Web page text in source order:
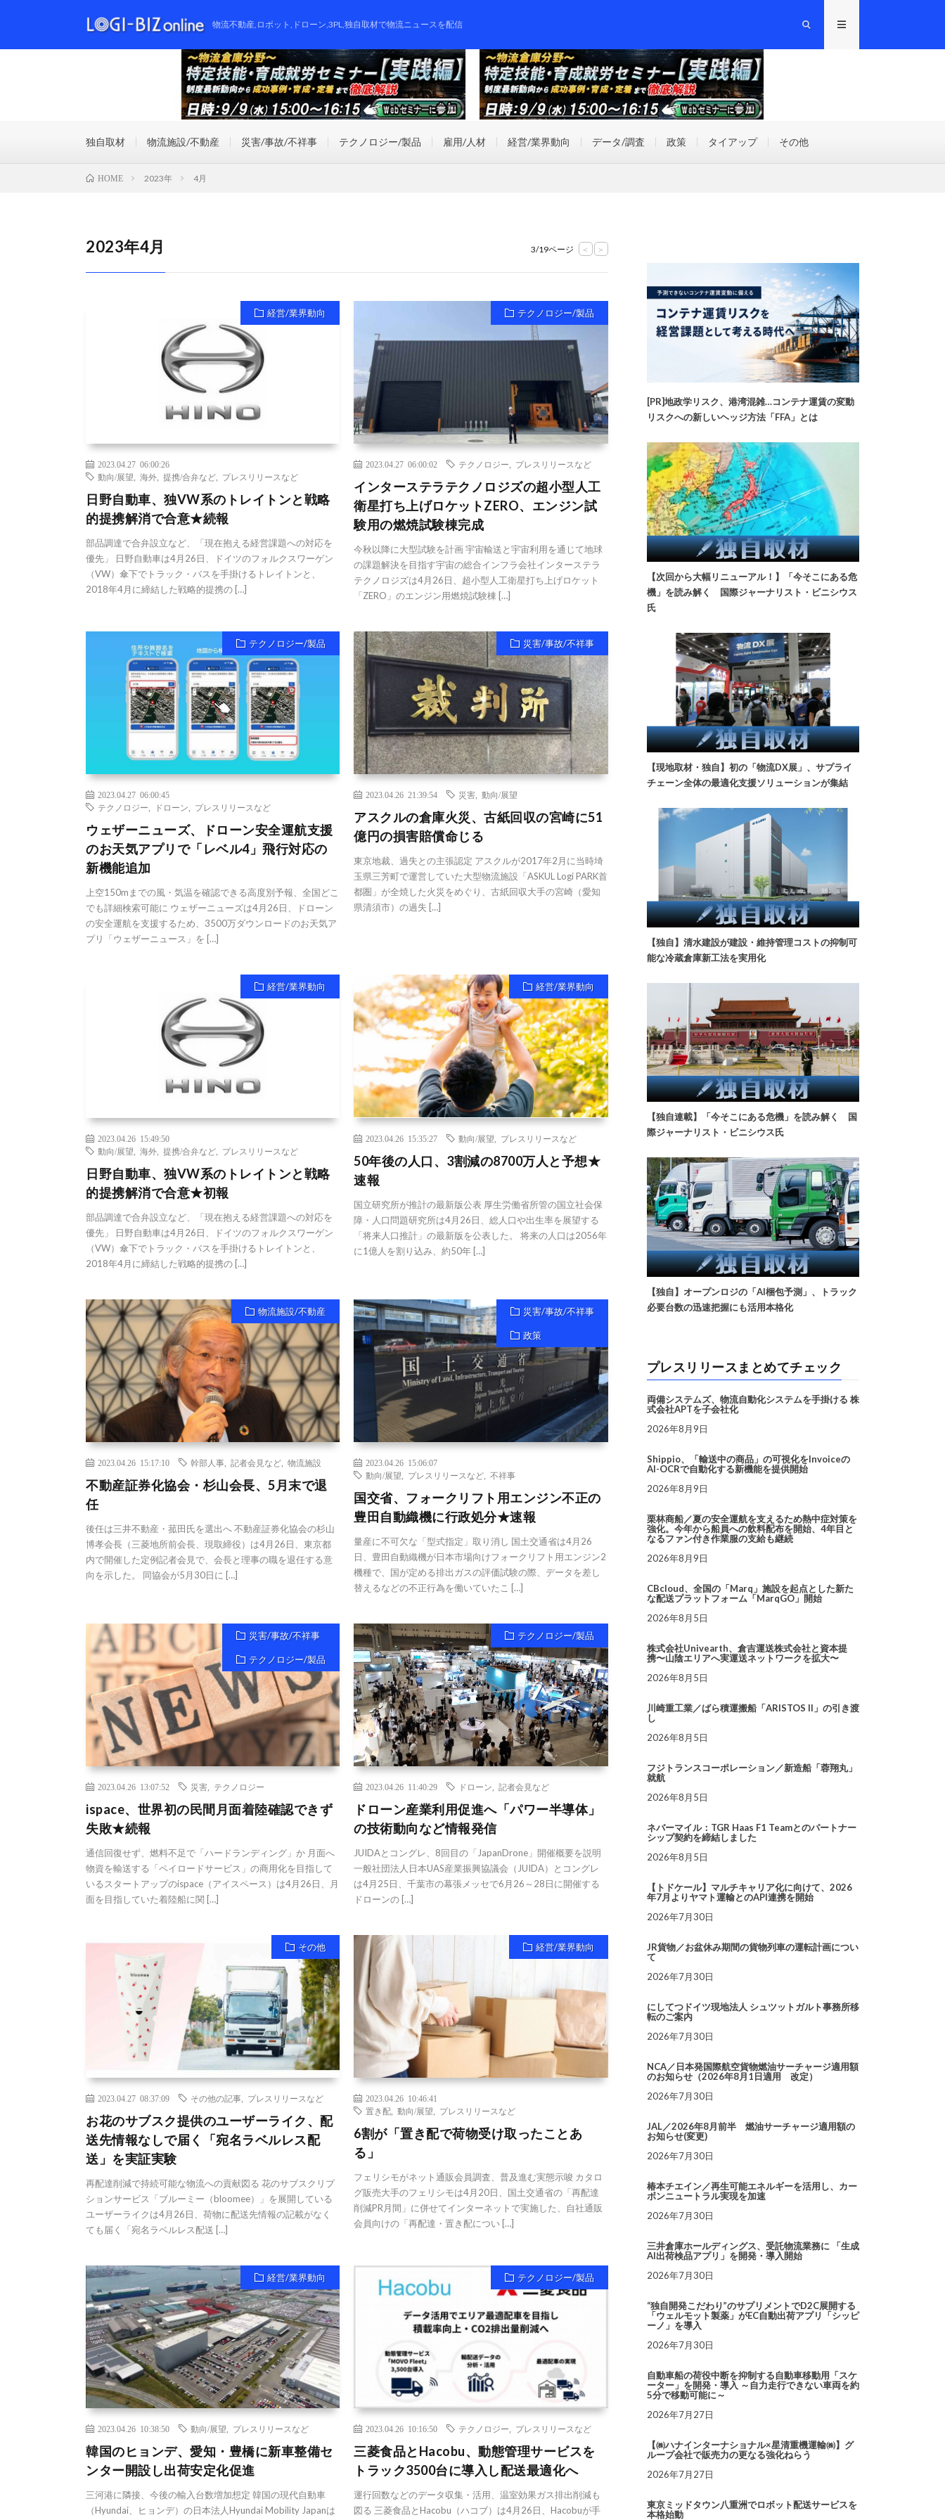
物流不動産,ロボット,ドローン,3PL,独自取材で物流ニュースを配信
独自取材 物流施設/不動産 災害/事故/不祥事 テクノロジー/製品 雇用/人材 経営/業界動向 データ/調査 政策 タイアップ その他
HOME 2023年 4月
2023年4月 3/19ページ < >
経営/業界動向
2023.04.27 06:00:26
動向/展望
海外 提携/合弁など プレスリリースなど
日野自動車、独VW系のトレイトンと戦略
的提携解消で合意★続報
部品調達で合弁設立など、「現在抱える経営課題への対応を
優先」 日野自動車は4月26日、ドイツのフォルクスワーゲン
（VW）傘下でトラック・バスを手掛けるトレイトンと、
2018年4月に締結した戦略的提携の […]
テクノロジー/製品
2023.04.27 06:00:02 テクノロジー プレスリリースなど
インターステラテクノロジズの超小型人工
衛星打ち上げロケットZERO、エンジン試
験用の燃焼試験棟完成
今秋以降に大型試験を計画 宇宙輸送と宇宙利用を通じて地球
の課題解決を目指す宇宙の総合インフラ会社インターステラ
テクノロジズは4月26日、超小型人工衛星打ち上げロケット
「ZERO」のエンジン用燃焼試験棟 […]
テクノロジー/製品
2023.04.27 06:00:45
テクノロジー
ドローン プレスリリースなど
ウェザーニューズ、ドローン安全運航支援
のお天気アプリで「レベル4」飛行対応の
新機能追加
上空150mまでの風・気温を確認できる高度別予報、全国どこ
でも詳細検索可能に ウェザーニューズは4月26日、ドローン
の安全運航を支援するため、3500万ダウンロードのお天気ア
プリ「ウェザーニュース」を […]
災害/事故/不祥事
2023.04.26 21:39:54 災害 ,動向/展望
アスクルの倉庫火災、古紙回収の宮崎に51
億円の損害賠償命じる
東京地裁、過失との主張認定 アスクルが2017年2月に当時埼
玉県三芳町で運営していた大型物流施設「ASKUL Logi PARK首
都圏」が全焼した火災をめぐり、古紙回収大手の宮崎（愛知
県清須市）の過失 […]
経営/業界動向
2023.04.26 15:49:50
動向/展望
海外 提携/合弁など プレスリリースなど
日野自動車、独VW系のトレイトンと戦略
的提携解消で合意★初報
部品調達で合弁設立など、「現在抱える経営課題への対応を
優先」 日野自動車は4月26日、ドイツのフォルクスワーゲン
（VW）傘下でトラック・バスを手掛けるトレイトンと、
2018年4月に締結した戦略的提携の […]
経営/業界動向
2023.04.26 15:35:27 動向/展望 プレスリリースなど
50年後の人口、3割減の8700万人と予想★
速報
国立研究所が推計の最新版公表 厚生労働省所管の国立社会保
障・人口問題研究所は4月26日、総人口や出生率を展望する
「将来人口推計」の最新版を公表した。 将来の人口は2056年
に1億人を割り込み、約50年 […]
物流施設/不動産
2023.04.26 15:17:10 幹部人事 記者会見など 物流施設
不動産証券化協会・杉山会長、5月末で退
任
後任は三井不動産・菰田氏を選出へ 不動産証券化協会の杉山
博孝会長（三菱地所前会長、現取締役）は4月26日、東京都
内で開催した定例記者会見で、会長と理事の職を退任する意
向を示した。 同協会が5月30日に […]
災害/事故/不祥事
政策
2023.04.26 15:06:07
動向/展望
プレスリリースなど ,不祥事
国交省、フォークリフト用エンジン不正の
豊田自動織機に行政処分★速報
量産に不可欠な「型式指定」取り消し 国土交通省は4月26
日、豊田自動織機が日本市場向けフォークリフト用エンジン2
機種で、国が定める排出ガスの評価試験の際、データを差し
替えるなどの不正行為を働いていたこ […]
災害/事故/不祥事
テクノロジー/製品
2023.04.26 13:07:52 災害 テクノロジー
ispace、世界初の民間月面着陸確認できず
失敗★続報
通信回復せず、燃料不足で「ハードランディング」か 月面へ
物資を輸送する「ペイロードサービス」の商用化を目指して
いるスタートアップのispace（アイスペース）は4月26日、月
面を目指していた着陸船に関 […]
テクノロジー/製品
2023.04.26 11:40:29 ドローン ,記者会見など
ドローン産業利用促進へ「パワー半導体」
の技術動向など情報発信
JUIDAとコングレ、8回目の「JapanDrone」開催概要を説明
一般社団法人日本UAS産業振興協議会（JUIDA）とコングレ
は4月25日、千葉市の幕張メッセで6月26～28日に開催する
ドローンの […]
その他
2023.04.27 08:37:09 その他の記事 プレスリリースなど
お花のサブスク提供のユーザーライク、配
送先情報なしで届く「宛名ラベルレス配
送」を実証実験
再配達削減で持続可能な物流への貢献図る 花のサブスクリプ
ションサービス「ブルーミー（bloomee）」を展開している
ユーザーライクは4月26日、荷物に配送先情報の記載がなく
ても届く「宛名ラベルレス配送 […]
経営/業界動向
2023.04.26 10:46:41
置き配
,動向/展望 プレスリリースなど
6割が「置き配で荷物受け取ったことあ
る」
フェリシモがネット通販会員調査、普及進む実態示唆 カタロ
グ販売大手のフェリシモは4月20日、国土交通省の「再配達
削減PR月間」に併せてインターネットで実施した、自社通販
会員向けの「再配達・置き配につい […]
経営/業界動向
2023.04.26 10:38:50 動向/展望 プレスリリースなど
韓国のヒョンデ、愛知・豊橋に新車整備セ
ンター開設し出荷安定化促進
三河港に隣接、今後の輸入台数増加想定 韓国の現代自動車
（Hyundai、ヒョンデ）の日本法人Hyundai Mobility Japanは
テクノロジー/製品
2023.04.26 10:16:50 テクノロジー プレスリリースなど
三菱食品とHacobu、動態管理サービスを
トラック3500台に導入し配送最適化へ
運行回数などのデータ収集・活用、温室効果ガス排出削減も
図る 三菱食品とHacobu（ハコブ）は4月26日、Hacobuが手
[PR]地政学リスク、港湾混雑…コンテナ運賃の変動
リスクへの新しいヘッジ方法「FFA」とは
【次回から大幅リニューアル！】「今そこにある危
機」を読み解く 国際ジャーナリスト・ビニシウス
氏
【現地取材・独自】初の「物流DX展」、サプライ
チェーン全体の最適化支援ソリューションが集結
【独自】清水建設が建設・維持管理コストの抑制可
能な冷蔵倉庫新工法を実用化
【独自連載】「今そこにある危機」を読み解く 国
際ジャーナリスト・ビニシウス氏
【独自】オープンロジの「AI梱包予測」、トラック
必要台数の迅速把握にも活用本格化
プレスリリースまとめてチェック
両備システムズ、物流自動化システムを手掛ける 株
式会社APTを子会社化
2026年8月9日
Shippio、「輸送中の商品」の可視化をInvoiceの
AI-OCRで自動化する新機能を提供開始
2026年8月9日
栗林商船／夏の安全運航を支えるため熱中症対策を
強化。今年から船員への飲料配布を開始、4年目と
なるファン付き作業服の支給も継続
2026年8月9日
CBcloud、全国の「Marq」施設を起点とした新た
な配送プラットフォーム「MarqGO」開始
2026年8月5日
株式会社Univearth、倉吉運送株式会社と資本提
携〜山陰エリアへ実運送ネットワークを拡大〜
2026年8月5日
川崎重工業／ばら積運搬船「ARISTOS II」の引き渡
し
2026年8月5日
フジトランスコーポレーション／新造船「蓉翔丸」
就航
2026年8月5日
ネバーマイル：TGR Haas F1 Teamとのパートナー
シップ契約を締結しました
2026年8月5日
【トドケール】マルチキャリア化に向けて、2026
年7月よりヤマト運輸とのAPI連携を開始
2026年7月30日
JR貨物／お盆休み期間の貨物列車の運転計画につい
て
2026年7月30日
にしてつドイツ現地法人 シュツットガルト事務所移
転のご案内
2026年7月30日
NCA／日本発国際航空貨物燃油サーチャージ適用額
のお知らせ（2026年8月1日適用 改定）
2026年7月30日
JAL／2026年8月前半 燃油サーチャージ適用額の
お知らせ(変更)
2026年7月30日
椿本チエイン／再生可能エネルギーを活用し、カー
ボンニュートラル実現を加速
2026年7月30日
三井倉庫ホールディングス、受託物流業務に 「生成
AI出荷検品アプリ」を開発・導入開始
2026年7月30日
“独自開発こだわり”のサプリメントでD2C展開する
「ウェルモット製薬」がEC自動出荷アプリ「シッピ
ーノ」を導入
2026年7月30日
自動車船の荷役中断を抑制する自動車移動用「スケ
ーター」を開発・導入 ～自力走行できない車両を約
5分で移動可能に～
2026年7月27日
【㈱ハナインターナショナル×星清重機運輸㈱】グ
ループ会社で販売力の更なる強化ねらう
2026年7月27日
東京ミッドタウン八重洲でロボット配送サービスを
本格始動